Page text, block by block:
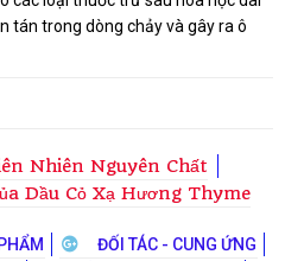
tán trong dòng chảy và gây ra ô
Nhiên Nguyên Chất
Dầu Cỏ Xạ Hương Thyme
ĐỐI TÁC - CUNG ỨNG